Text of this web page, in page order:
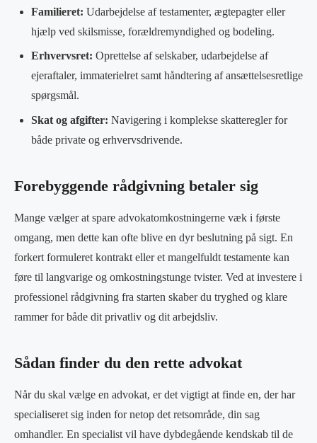
Familieret: Udarbejdelse af testamenter, ægtepagter eller
hjælp ved skilsmisse, forældremyndighed og bodeling.
Erhvervsret: Oprettelse af selskaber, udarbejdelse af
ejeraftaler, immaterielret samt håndtering af ansættelsesretlige
spørgsmål.
Skat og afgifter: Navigering i komplekse skatteregler for
både private og erhvervsdrivende.
Forebyggende rådgivning betaler sig
Mange vælger at spare advokatomkostningerne væk i første
omgang, men dette kan ofte blive en dyr beslutning på sigt. En
forkert formuleret kontrakt eller et mangelfuldt testamente kan
føre til langvarige og omkostningstunge tvister. Ved at investere i
professionel rådgivning fra starten skaber du tryghed og klare
rammer for både dit privatliv og dit arbejdsliv.
Sådan finder du den rette advokat
Når du skal vælge en advokat, er det vigtigt at finde en, der har
specialiseret sig inden for netop det retsområde, din sag
omhandler. En specialist vil have dybdegående kendskab til de